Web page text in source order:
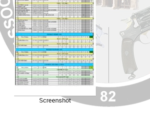
Screenshot